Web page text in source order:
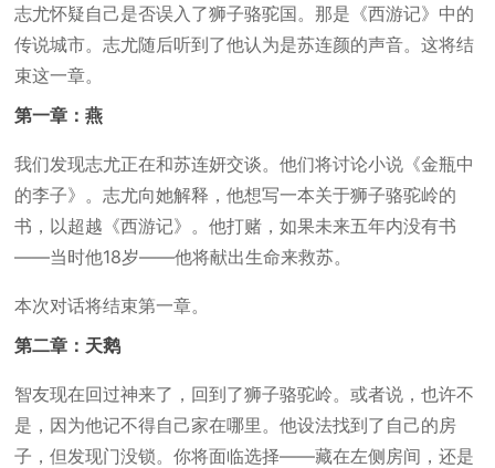
志尤怀疑自己是否误入了狮子骆驼国。那是《西游记》中的
传说城市。志尤随后听到了他认为是苏连颜的声音。这将结
束这一章。
第一章：燕
我们发现志尤正在和苏连妍交谈。他们将讨论小说《金瓶中
的李子》。志尤向她解释，他想写一本关于狮子骆驼岭的
书，以超越《西游记》。他打赌，如果未来五年内没有书
——当时他18岁——他将献出生命来救苏。
本次对话将结束第一章。
第二章：天鹅
智友现在回过神来了，回到了狮子骆驼岭。或者说，也许不
是，因为他记不得自己家在哪里。他设法找到了自己的房
子，但发现门没锁。你将面临选择——藏在左侧房间，还是